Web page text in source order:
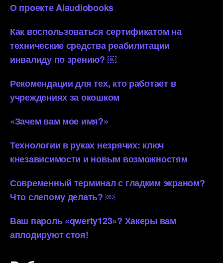
О проекте AIaudiobooks
Как воспользоваться сертификатом на
технические средства реабилитации
инвалиду по зрению? ￼
Рекомендации для тех, кто работает в
учреждениях за окошком
«Зачем вам мое имя?»
Технологии в руках незрячих: ключ
кнезависимости и новым возможностям
Современный терминал с гладким экраном?
Что слепому делать? ￼
Ваш пароль «qwerty123»? Хакеры вам
аплодируют стоя!